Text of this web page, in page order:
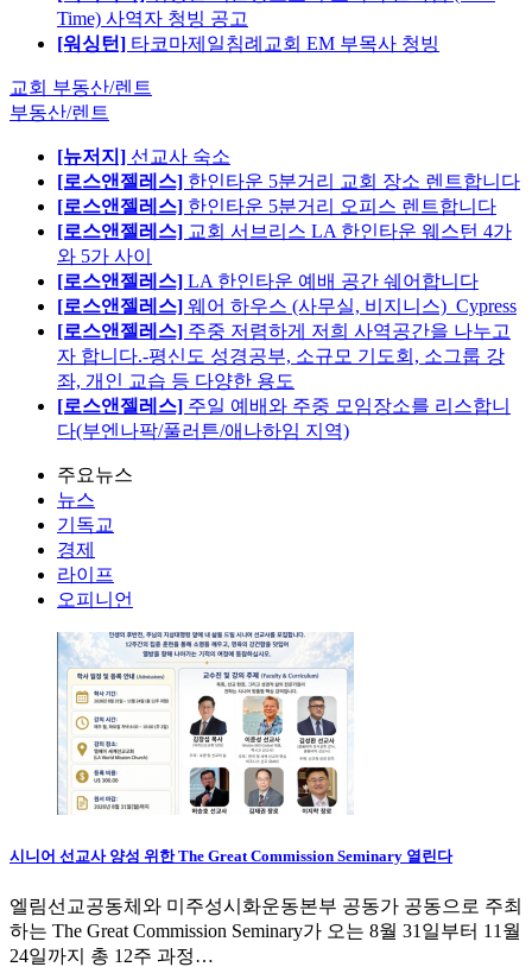
Time) 사역자 청빙 공고
[워싱턴] 타코마제일침례교회 EM 부목사 청빙
교회 부동산/렌트
부동산/렌트
[뉴저지] 선교사 숙소
[로스앤젤레스] 한인타운 5분거리 교회 장소 렌트합니다
[로스앤젤레스] 한인타운 5분거리 오피스 렌트합니다
[로스앤젤레스] 교회 서브리스 LA 한인타운 웨스턴 4가
와 5가 사이
[로스앤젤레스] LA 한인타운 예배 공간 쉐어합니다
[로스앤젤레스] 웨어 하우스 (사무실, 비지니스)_Cypress
[로스앤젤레스] 주중 저렴하게 저희 사역공간을 나누고
자 합니다.-평신도 성경공부, 소규모 기도회, 소그룹 강
좌, 개인 교습 등 다양한 용도
[로스앤젤레스] 주일 예배와 주중 모임장소를 리스합니
다(부엔나팍/풀러튼/애나하임 지역)
주요뉴스
뉴스
기독교
경제
라이프
오피니언
시니어 선교사 양성 위한 The Great Commission Seminary 열린다
엘림선교공동체와 미주성시화운동본부 공동가 공동으로 주최
하는 The Great Commission Seminary가 오는 8월 31일부터 11월
24일까지 총 12주 과정…